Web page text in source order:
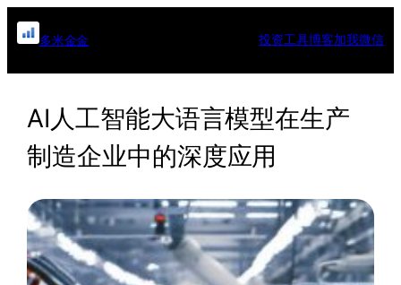
跳
至
多米金金 投资工具博客加我微信
AI人工智能大语言模型在生产
制造企业中的深度应用